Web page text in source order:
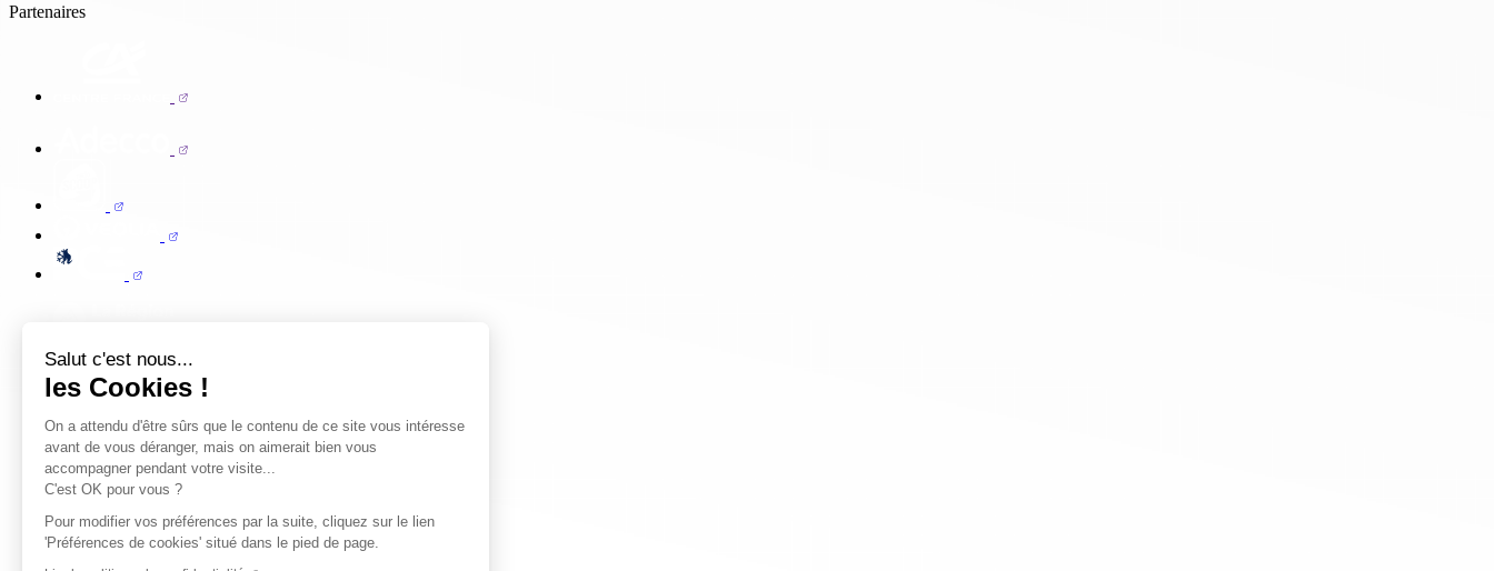
Salut c'est nous...
les Cookies !
On a attendu d'être sûrs que le contenu de ce site vous intéresse
avant de vous déranger, mais on aimerait bien vous
accompagner pendant votre visite...
C'est OK pour vous ?
Pour modifier vos préférences par la suite, cliquez sur le lien
'Préférences de cookies' situé dans le pied de page.
Partenaires